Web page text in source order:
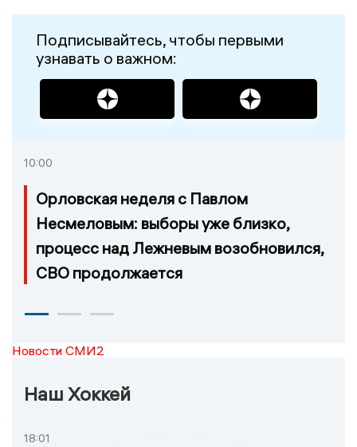
Подписывайтесь, чтобы первыми
узнавать о важном:
10:00
Орловская неделя с Павлом
Несмеловым: выборы уже близко,
процесс над Лежневым возобновился,
СВО продолжается
Новости СМИ2
Наш Хоккей
18:01